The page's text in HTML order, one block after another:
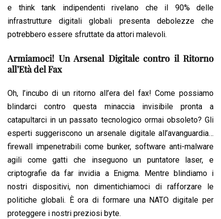
e think tank indipendenti rivelano che il 90% delle
infrastrutture digitali globali presenta debolezze che
potrebbero essere sfruttate da attori malevoli.
Armiamoci! Un Arsenal Digitale contro il Ritorno
all’Età del Fax
Oh, l’incubo di un ritorno all’era del fax! Come possiamo
blindarci contro questa minaccia invisibile pronta a
catapultarci in un passato tecnologico ormai obsoleto? Gli
esperti suggeriscono un arsenale digitale all’avanguardia…
firewall impenetrabili come bunker, software anti-malware
agili come gatti che inseguono un puntatore laser, e
criptografie da far invidia a Enigma. Mentre blindiamo i
nostri dispositivi, non dimentichiamoci di rafforzare le
politiche globali. È ora di formare una NATO digitale per
proteggere i nostri preziosi byte.